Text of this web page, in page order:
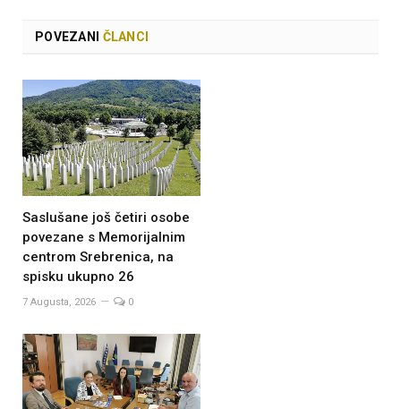
POVEZANI ČLANCI
Saslušane još četiri osobe
povezane s Memorijalnim
centrom Srebrenica, na
spisku ukupno 26
7 Augusta, 2026 0